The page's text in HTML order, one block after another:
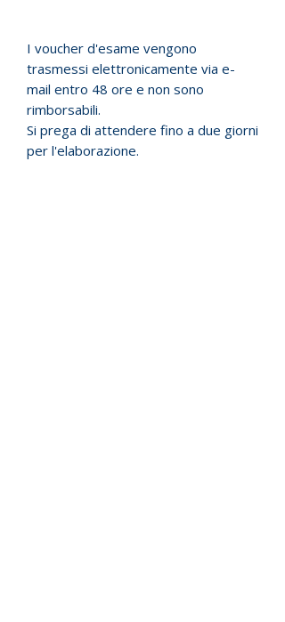
I voucher d'esame vengono
trasmessi elettronicamente via e-
mail entro 48 ore e non sono
rimborsabili.
Si prega di attendere fino a due giorni
per l'elaborazione.